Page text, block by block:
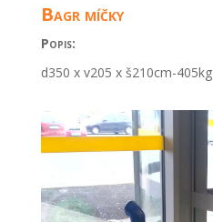
Bagr míčky
Popis:
d350 x v205 x š210cm-405kg